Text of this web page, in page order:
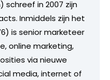
schreef in 2007 zijn
Inmiddels zijn het
is senior marketeer
online marketing,
via nieuwe
media, internet of